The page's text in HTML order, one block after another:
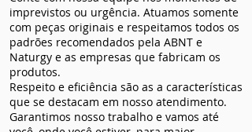
imprevistos ou urgência. Atuamos somente
com peças originais e respeitamos todos os
padrões recomendados pela ABNT e
Naturgy e as empresas que fabricam os
produtos.
Respeito e eficiência são as a características
que se destacam em nosso atendimento.
Garantimos nosso trabalho e vamos até